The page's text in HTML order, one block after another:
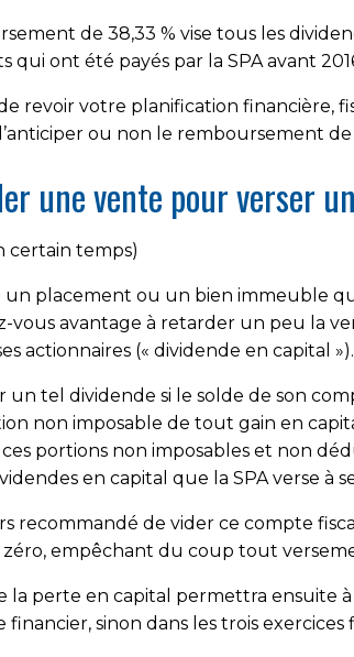
de 38,33 % vise tous les
qui ont été payés par la SPA avant
revoir votre planification financière,
ou non le remboursement
une vente pour verser
certain temps)
un placement ou un bien immeuble
avantage à retarder un peu la
actionnaires (« dividende en capital »).
tel dividende si le solde de son
non imposable de tout gain en
portions non imposables et non
en capital que la SPA verse à
recommandé de vider ce compte
empêchant du coup tout
la perte en capital permettra ensuite
financier, sinon dans les trois